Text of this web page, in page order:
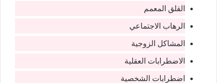
القلق المعمم
الرهاب الاجتماعي
المشاكل الزوجية
الاضطرابات العقلية
اضطرابات الشخصية